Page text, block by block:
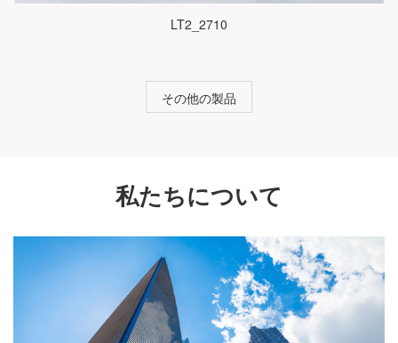
LT2_2710
その他の製品
私たちについて